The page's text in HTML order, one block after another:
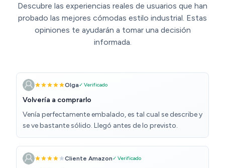
Descubre las experiencias reales de usuarios que han
probado las mejores cómodas estilo industrial. Estas
opiniones te ayudarán a tomar una decisión
informada.
Olga✓ Verificado
Volvería a comprarlo
Venía perfectamente embalado, es tal cual se describe y
se ve bastante sólido. Llegó antes de lo previsto.
Cliente Amazon✓ Verificado